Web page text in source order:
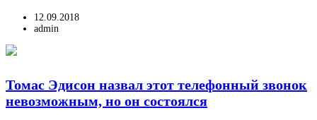
12.09.2018
admin
Томас Эдисон назвал этот телефонный звонок
невозможным, но он состоялся